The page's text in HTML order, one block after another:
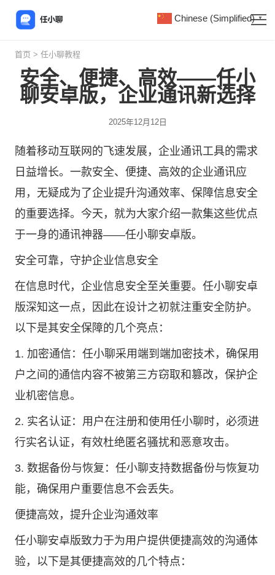
首页 > 任小聊教程
安全、便捷、高效——任小
聊安卓版，企业通讯新选择
2025年12月12日
随着移动互联网的飞速发展，企业通讯工具的需求
日益增长。一款安全、便捷、高效的企业通讯应
用，无疑成为了企业提升沟通效率、保障信息安全
的重要选择。今天，就为大家介绍一款集这些优点
于一身的通讯神器——任小聊安卓版。
安全可靠，守护企业信息安全
在信息时代，企业信息安全至关重要。任小聊安卓
版深知这一点，因此在设计之初就注重安全防护。
以下是其安全保障的几个亮点：
1. 加密通信：任小聊采用端到端加密技术，确保用
户之间的通信内容不被第三方窃取和篡改，保护企
业机密信息。
2. 实名认证：用户在注册和使用任小聊时，必须进
行实名认证，有效杜绝匿名骚扰和恶意攻击。
3. 数据备份与恢复：任小聊支持数据备份与恢复功
能，确保用户重要信息不会丢失。
便捷高效，提升企业沟通效率
任小聊安卓版致力于为用户提供便捷高效的沟通体
验，以下是其便捷高效的几个特点：
Chinese (Simplified) ▼